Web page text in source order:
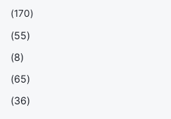
(170)
(55)
(8)
(65)
(36)